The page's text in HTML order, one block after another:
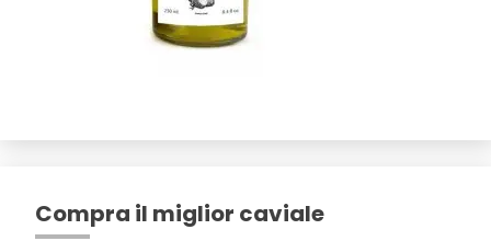
Compra il miglior caviale